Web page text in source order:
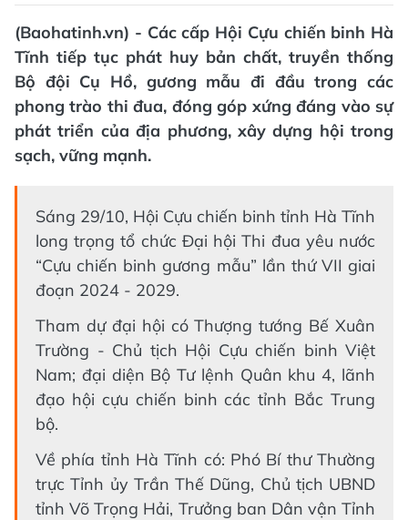
(Baohatinh.vn) - Các cấp Hội Cựu chiến binh Hà
Tĩnh tiếp tục phát huy bản chất, truyền thống
Bộ đội Cụ Hồ, gương mẫu đi đầu trong các
phong trào thi đua, đóng góp xứng đáng vào sự
phát triển của địa phương, xây dựng hội trong
sạch, vững mạnh.
Sáng 29/10, Hội Cựu chiến binh tỉnh Hà Tĩnh
long trọng tổ chức Đại hội Thi đua yêu nước
“Cựu chiến binh gương mẫu” lần thứ VII giai
đoạn 2024 - 2029.
Tham dự đại hội có Thượng tướng Bế Xuân
Trường - Chủ tịch Hội Cựu chiến binh Việt
Nam; đại diện Bộ Tư lệnh Quân khu 4, lãnh
đạo hội cựu chiến binh các tỉnh Bắc Trung
bộ.
Về phía tỉnh Hà Tĩnh có: Phó Bí thư Thường
trực Tỉnh ủy Trần Thế Dũng, Chủ tịch UBND
tỉnh Võ Trọng Hải, Trưởng ban Dân vận Tỉnh